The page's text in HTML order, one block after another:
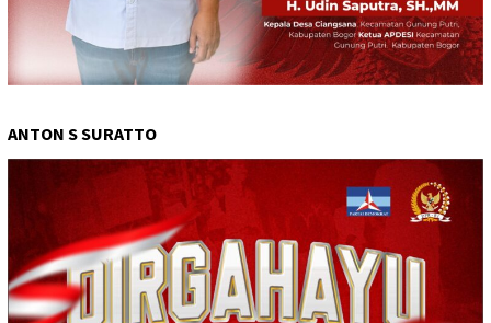
ANTON S SURATTO